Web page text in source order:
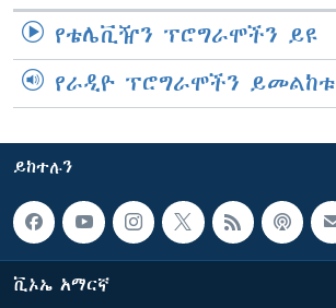
የቴሌቪዥን ፕሮግራሞችን ይዩ
የራዲዮ ፕሮግራሞችን ይመልከቱ
ይከተሉን
ቪኦኤ አማርኛ